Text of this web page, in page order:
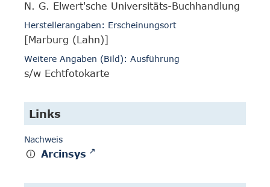
N. G. Elwert'sche Universitäts-Buchhandlung
Herstellerangaben: Erscheinungsort
[Marburg (Lahn)]
Weitere Angaben (Bild): Ausführung
s/w Echtfotokarte
Links
Nachweis
Arcinsys